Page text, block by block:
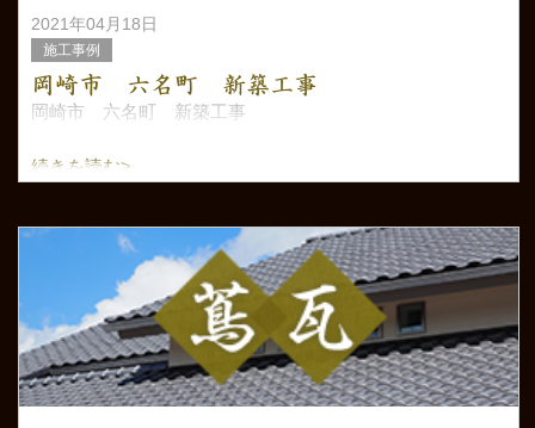
2021年04月18日
施工事例
岡崎市 六名町 新築工事
岡崎市 六名町 新築工事
続きを読む>